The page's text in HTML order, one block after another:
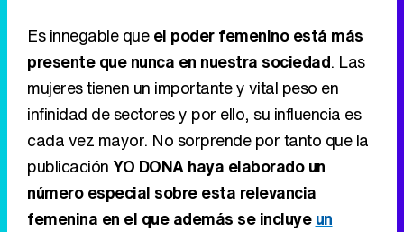
Es innegable queel poder femenino está más
presente que nunca en nuestra sociedad. Las
mujeres tienen un importante y vital peso en
infinidad de sectores y por ello, su influencia es
cada vez mayor. No sorprende por tanto que la
publicación YO DONA haya elaborado un
número especial sobre esta relevancia
femenina en el que además se incluyeun